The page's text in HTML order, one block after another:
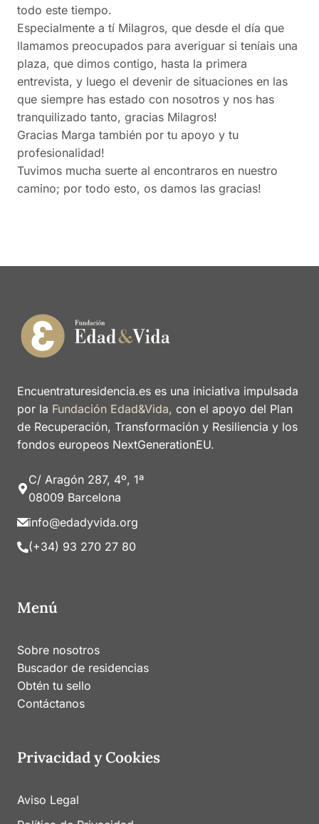
todo este tiempo.
Especialmente a tí Milagros, que desde el día que
llamamos preocupados para averiguar si teníais una
plaza, que dimos contigo, hasta la primera
entrevista, y luego el devenir de situaciones en las
que siempre has estado con nosotros y nos has
tranquilizado tanto, gracias Milagros!
Gracias Marga también por tu apoyo y tu
profesionalidad!
Tuvimos mucha suerte al encontraros en nuestro
camino; por todo esto, os damos las gracias!
Encuentraturesidencia.es es una iniciativa impulsada
por la Fundación Edad&Vida, con el apoyo del Plan
de Recuperación, Transformación y Resiliencia y los
fondos europeos NextGenerationEU.
C/ Aragón 287, 4º, 1ª
08009 Barcelona
info@edadyvida.org
(+34) 93 270 27 80
Menú
Sobre nosotros
Buscador de residencias
Obtén tu sello
Contáctanos
Privacidad y Cookies
Aviso Legal